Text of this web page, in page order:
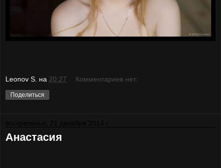
Leonov S. на 20:27 Комментариев нет:
Поделиться
Анастасия